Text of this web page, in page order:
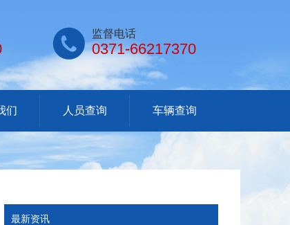
 监督电话
0371-66217370
们 人员查询 车辆查询
最新资讯